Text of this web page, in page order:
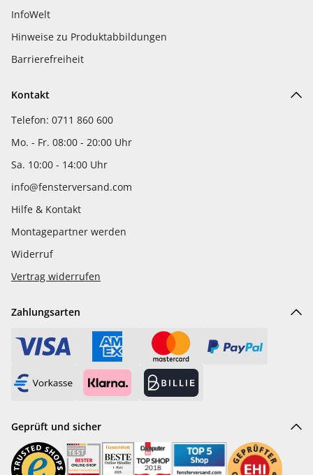
InfoWelt
Hinweise zu Produktabbildungen
Barrierefreiheit
Kontakt
Telefon: 0711 860 600
Mo. - Fr. 08:00 - 20:00 Uhr
Sa. 10:00 - 14:00 Uhr
info@fensterversand.com
Hilfe & Kontakt
Montagepartner werden
Widerruf
Vertrag widerrufen
Zahlungsarten
Geprüft und sicher